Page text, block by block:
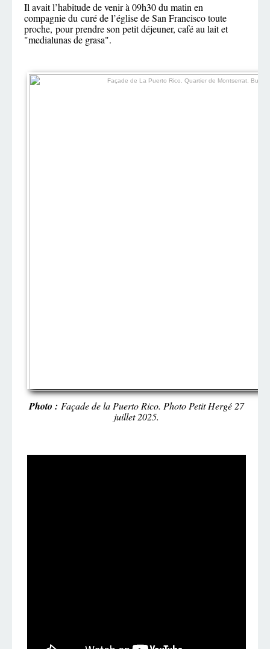
Il avait l’habitude de venir à 09h30 du matin en
compagnie du curé de l’église de San Francisco toute
proche, pour prendre son petit déjeuner, café au lait et
"medialunas de grasa".
Photo : Façade de la Puerto Rico. Photo Petit Hergé 27
juillet 2025.